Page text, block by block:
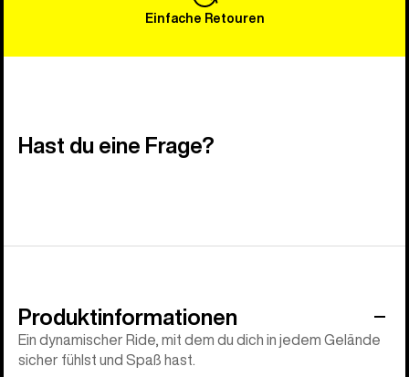
Einfache Retouren
Hast du eine Frage?
Produktinformationen
Ein dynamischer Ride, mit dem du dich in jedem Gelände
sicher fühlst und Spaß hast.